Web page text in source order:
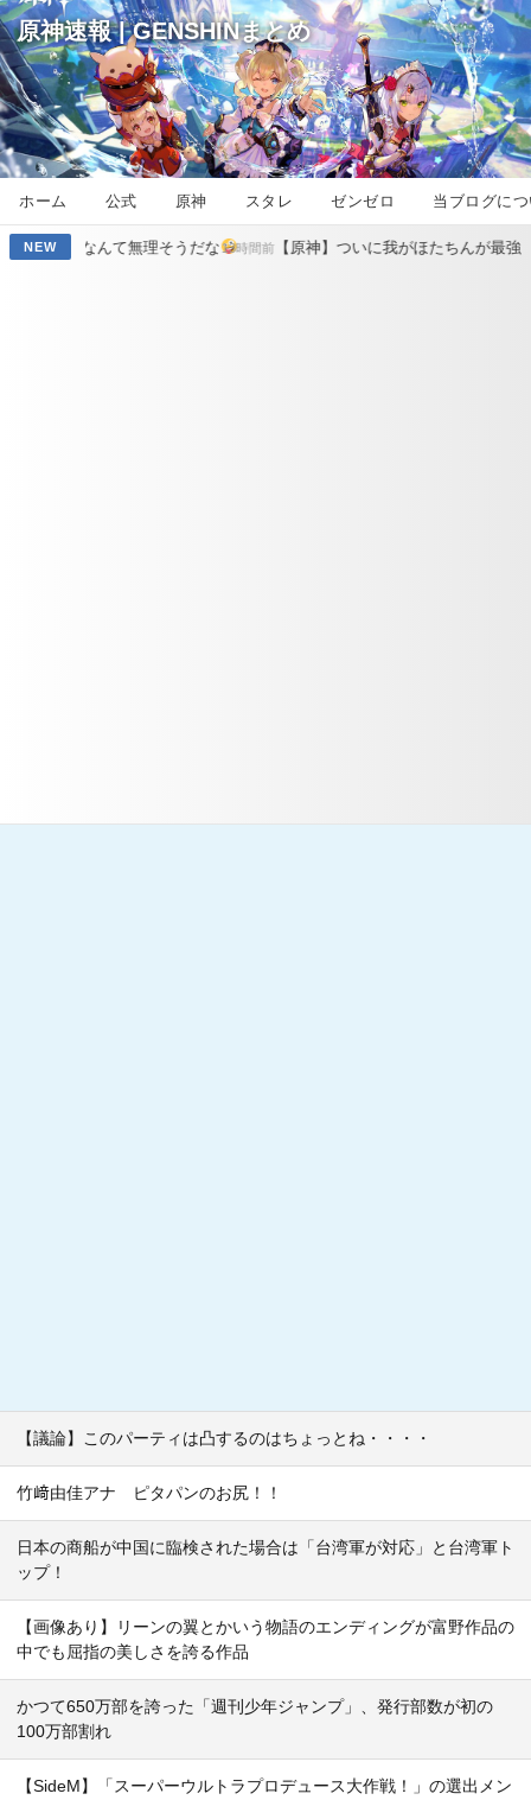
原神速報 | GENSHINまとめ
ホーム 公式 原神 スタレ ゼンゼロ 当ブログに
NEW
理そうだな13時間前【原神】ついに我がほたちんが最強になるのか14時間前
【議論】このパーティは凸するのはちょっとね・・・・
竹﨑由佳アナ ピタパンのお尻！！
日本の商船が中国に臨検された場合は「台湾軍が対応」と台湾軍ト
ップ！
【画像あり】リーンの翼とかいう物語のエンディングが富野作品の
中でも屈指の美しさを誇る作品
かつて650万部を誇った「週刊少年ジャンプ」、発行部数が初の
100万部割れ
【SideM】「スーパーウルトラプロデュース大作戦！」の選出メン